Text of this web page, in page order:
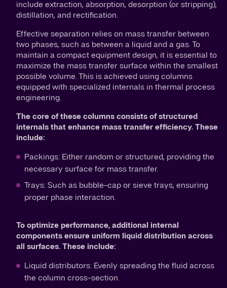
include extraction, absorption, desorption (or stripping),
distillation, and rectification.
Effective separation relies on mass transfer between
two phases, such as between a liquid and a gas. To
maintain a compact equipment design, it is essential to
maximize the mass transfer surface within the smallest
possible volume. This is achieved using columns
equipped with specialized internals in thermal process
engineering.
The core of these columns consists of structured
internals that enhance mass transfer efficiency. These
include:
Packings: Either random or structured, providing the
necessary surface for mass transfer.
Trays: Such as bubble-cap or sieve trays, ensuring
proper phase interaction.
To optimize performance, additional internal
components ensure uniform liquid distribution across
all surfaces. These include:
Liquid distributors: Evenly spreading the fluid across
the column cross-section.